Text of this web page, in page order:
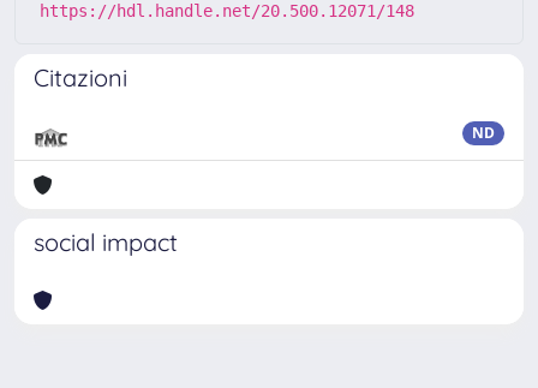
https://hdl.handle.net/20.500.12071/148
Citazioni
ND
social impact